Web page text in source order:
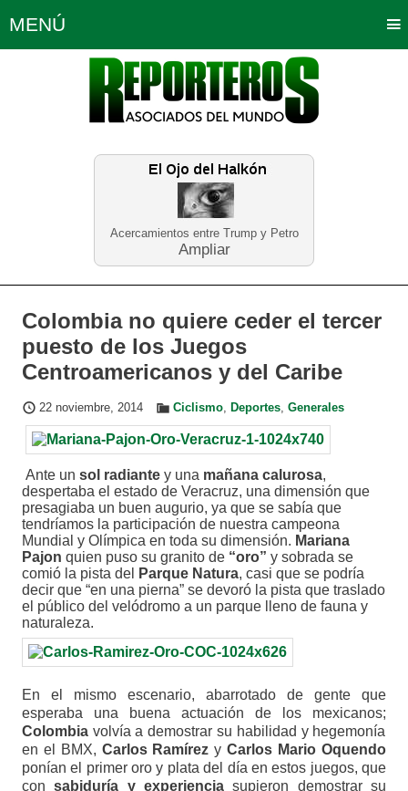
Acercamientos entre Trump y Petro
Ampliar
MENÚ
Política Opinión Bogotá
Planeta Tierra Deportes
Educación Neira
Colombia no quiere ceder el tercer
puesto de los Juegos
Centroamericanos y del Caribe
22 noviembre, 2014 Ciclismo, Deportes, Generales
Ante un sol radiantey una mañana calurosa,
despertaba el estado de Veracruz, una dimensión que
presagiaba un buen augurio, ya que se sabía que
tendríamos la participación de nuestra campeona
Mundial y Olímpica en toda su dimensión. Mariana
Pajon quien puso su granito de“oro” y sobrada se
comió la pista del
Parque Natura, casi que se podría
decir que “en una pierna” se devoró la pista que traslado
el público del velódromo a un parque lleno de fauna y
naturaleza.
En el mismo escenario, abarrotado de gente que
esperaba una buena actuación de los mexicanos;
Colombiavolvía a demostrar su habilidad y hegemonía
en el BMX, Carlos Ramírez yCarlos Mario Oquendo
ponían el primer oro y plata del día en estos juegos, que
consabiduría y experiencia supieron demostrar su